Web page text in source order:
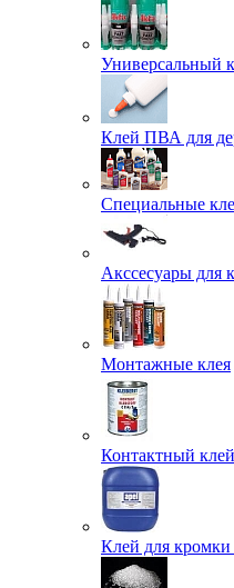
Универсальный
Клей ПВА для
Специальные
Акссесуары для
Монтажные клея
Контактный клей
Клей для